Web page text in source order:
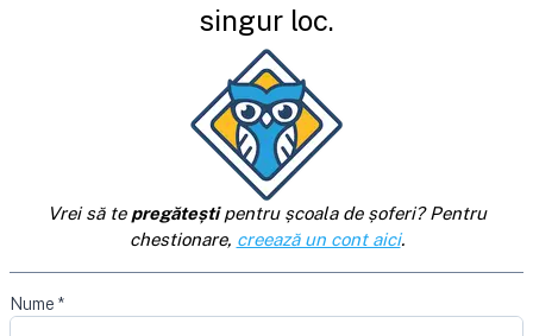
singur loc.
Vrei să te pregăteștipentru școala de șoferi? Pentru
chestionare, creează un cont aici.
Nume *